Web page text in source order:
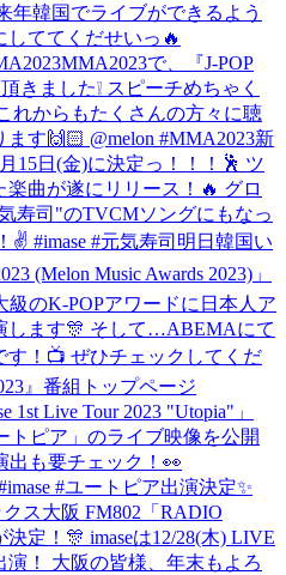
年韓国でライブができるよう
ててくだせいっ🔥
MMA2023で、『J-POP
きました❕ スピーチめちゃく
れからもたくさんの方々に聴
す🙌🏻 @melon #MMA2023新
15日(金)に決定っ！！！🕺 ツ
曲が遂にリリース！🔥 グロ
寿司"のTVCMソングにもなっ
#imase #元気寿司 明日韓国い
(Melon Music Awards 2023)」
級のK-POPアワードに日本人ア
します🎊 そして…ABEMAにて
！📺 ぜひチェックしてくだ
』番組トップページ
1st Live Tour 2023 "Utopia"」
トピア」のライブ映像を公開
出も要チェック！👀
#ユートピア出演決定✨
ス大阪 FM802「RADIO
定！🎊 imaseは12/28(木) LIVE
演！ 大阪の皆様、年末もよろ